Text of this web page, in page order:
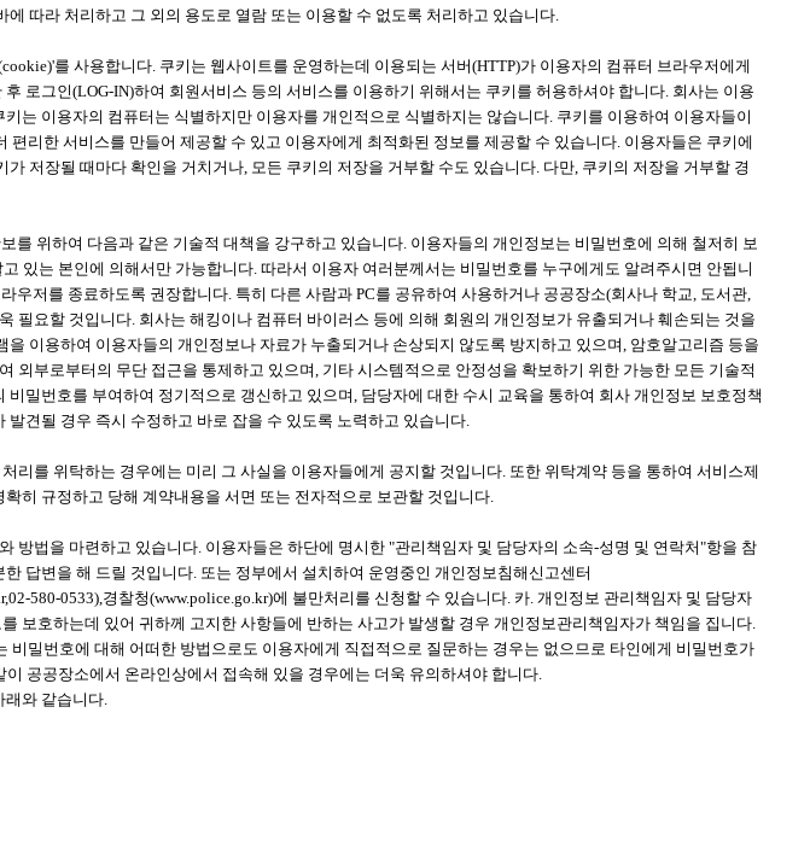
따라 처리하고 그 외의 용도로 열람 또는 이용할 수 없도록 처리하고 있습니다.
를 사용합니다. 쿠키는 웹사이트를 운영하는데 이용되는 서버(HTTP)가 이용자의 컴퓨터 브라우저에게
로그인(LOG-IN)하여 회원서비스 등의 서비스를 이용하기 위해서는 쿠키를 허용하셔야 합니다. 회사는 이용
는 이용자의 컴퓨터는 식별하지만 이용자를 개인적으로 식별하지는 않습니다. 쿠키를 이용하여 이용자들이
리한 서비스를 만들어 제공할 수 있고 이용자에게 최적화된 정보를 제공할 수 있습니다. 이용자들은 쿠키에
저장될 때마다 확인을 거치거나, 모든 쿠키의 저장을 거부할 수도 있습니다. 다만, 쿠키의 저장을 거부할 경
위하여 다음과 같은 기술적 대책을 강구하고 있습니다. 이용자들의 개인정보는 비밀번호에 의해 철저히 보
있는 본인에 의해서만 가능합니다. 따라서 이용자 여러분께서는 비밀번호를 누구에게도 알려주시면 안됩니
저를 종료하도록 권장합니다. 특히 다른 사람과 PC를 공유하여 사용하거나 공공장소(회사나 학교, 도서관,
요할 것입니다. 회사는 해킹이나 컴퓨터 바이러스 등에 의해 회원의 개인정보가 유출되거나 훼손되는 것을
이용하여 이용자들의 개인정보나 자료가 누출되거나 손상되지 않도록 방지하고 있으며, 암호알고리즘 등을
부로부터의 무단 접근을 통제하고 있으며, 기타 시스템적으로 안정성을 확보하기 위한 가능한 모든 기술적
밀번호를 부여하여 정기적으로 갱신하고 있으며, 담당자에 대한 수시 교육을 통하여 회사 개인정보 보호정책
견될 경우 즉시 수정하고 바로 잡을 수 있도록 노력하고 있습니다.
를 위탁하는 경우에는 미리 그 사실을 이용자들에게 공지할 것입니다. 또한 위탁계약 등을 통하여 서비스제
히 규정하고 당해 계약내용을 서면 또는 전자적으로 보관할 것입니다.
법을 마련하고 있습니다. 이용자들은 하단에 명시한 "관리책임자 및 담당자의 소속-성명 및 연락처"항을 참
답변을 해 드릴 것입니다. 또는 정부에서 설치하여 운영중인 개인정보침해신고센터
580-0533),경찰청(www.police.go.kr)에 불만처리를 신청할 수 있습니다. 카. 개인정보 관리책임자 및 담당자
보호하는데 있어 귀하께 고지한 사항들에 반하는 사고가 발생할 경우 개인정보관리책임자가 책임을 집니다.
밀번호에 대해 어떠한 방법으로도 이용자에게 직접적으로 질문하는 경우는 없으므로 타인에게 비밀번호가
공공장소에서 온라인상에서 접속해 있을 경우에는 더욱 유의하셔야 합니다.
와 같습니다.